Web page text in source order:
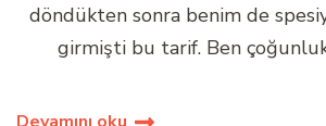
döndükten sonra benim de
girmişti bu tarif. Ben